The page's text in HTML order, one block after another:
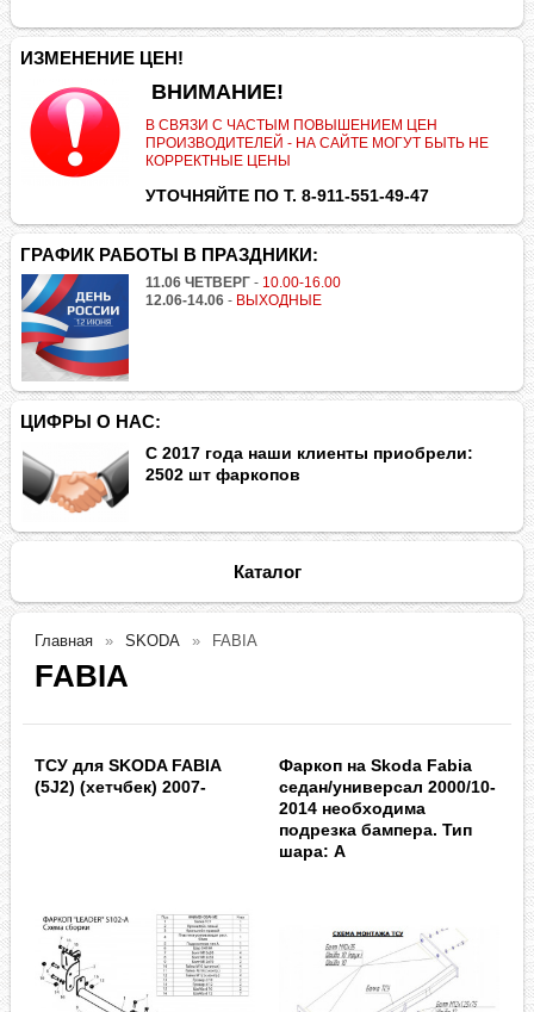
ИЗМЕНЕНИЕ ЦЕН!
ВНИМАНИЕ!
В СВЯЗИ С ЧАСТЫМ ПОВЫШЕНИЕМ ЦЕН
ПРОИЗВОДИТЕЛЕЙ - НА САЙТЕ МОГУТ БЫТЬ НЕ
КОРРЕКТНЫЕ ЦЕНЫ
УТОЧНЯЙТЕ ПО Т. 8-911-551-49-47
ГРАФИК РАБОТЫ В ПРАЗДНИКИ:
11.06 ЧЕТВЕРГ - 10.00-16.00
12.06-14.06 - ВЫХОДНЫЕ
ЦИФРЫ О НАС:
С 2017 года наши клиенты приобрели:
2502 шт фаркопов
Каталог
Главная SKODA FABIA
FABIA
ТСУ для SKODA FABIA
(5J2) (хетчбек) 2007-
Фаркоп на Skoda Fabia
седан/универсал 2000/10-
2014 необходима
подрезка бампера. Тип
шара: A